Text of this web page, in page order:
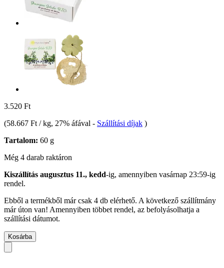
3.520 Ft
(58.667 Ft / kg, 27% áfával - Szállítási díjak )
Tartalom: 60 g
Még 4 darab raktáron
Kiszállítás augusztus 11., kedd-ig, amennyiben vasárnap 23:59-ig
rendel.
Ebből a termékből már csak 4 db elérhető. A következő szállítmány
már úton van! Amennyiben többet rendel, az befolyásolhatja a
szállítási dátumot.
Kosárba